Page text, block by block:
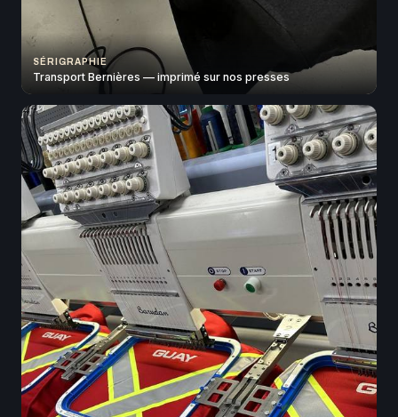
SÉRIGRAPHIE
Transport Bernières — imprimé sur nos presses